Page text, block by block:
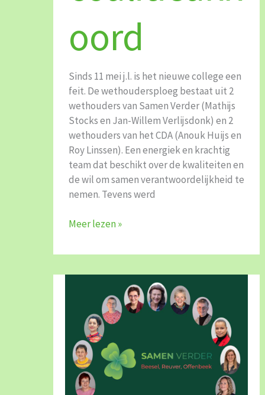
oord
Sinds 11 mei j.l. is het nieuwe college een
feit. De wethoudersploeg bestaat uit 2
wethouders van Samen Verder (Mathijs
Stocks en Jan-Willem Verlijsdonk) en 2
wethouders van het CDA (Anouk Huijs en
Roy Linssen). Een energiek en krachtig
team dat beschikt over de kwaliteiten en
de wil om samen verantwoordelijkheid te
nemen. Tevens werd
Meer lezen »